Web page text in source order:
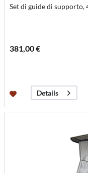
Set di guide di supporto,
381,00 €
Details